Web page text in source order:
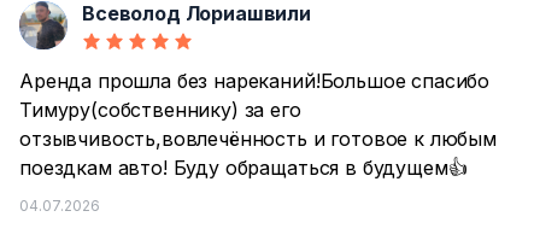
В Всеволод Лориашвили
Аренда прошла без нареканий!Большое спасибо
Тимуру(собственнику) за его
отзывчивость,вовлечённость и готовое к любым
поездкам авто! Буду обращаться в будущем👍
04.07.2026